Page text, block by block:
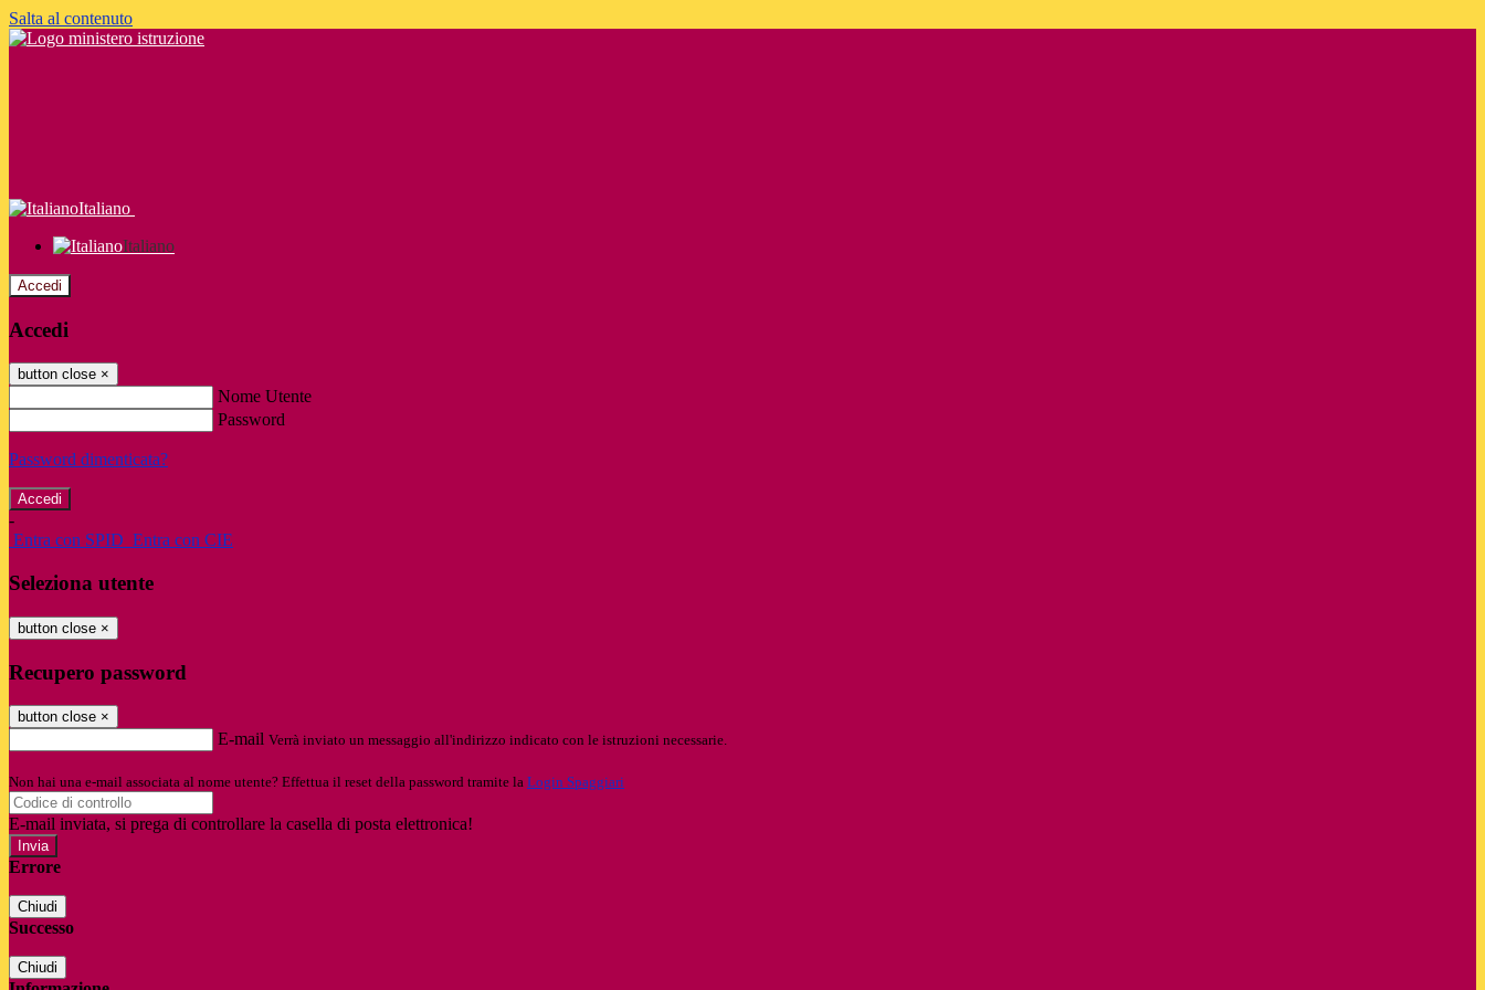
Salta al contenuto
Italiano
Italiano
Accedi
Accedi
button close ×
Nome Utente
Password
Password dimenticata?
-
Entra con SPID Entra con CIE
Seleziona utente
button close ×
Recupero password
button close ×
E-mail Verrà inviato un messaggio all'indirizzo indicato con le istruzioni necessarie.
Non hai una e-mail associata al nome utente? Effettua il reset della password tramite la Login Spaggiari
E-mail inviata, si prega di controllare la casella di posta elettronica!
Errore
Chiudi
Successo
Chiudi